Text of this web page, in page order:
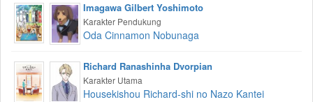
Imagawa Gilbert Yoshimoto
Karakter Pendukung
Oda Cinnamon Nobunaga
Richard Ranashinha Dvorpian
Karakter Utama
Housekishou Richard-shi no Nazo Kantei